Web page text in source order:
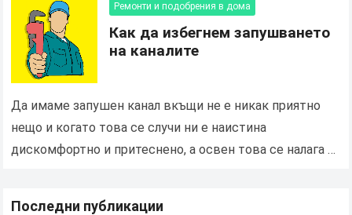
Ремонти и подобрения в дома
Как да избегнем запушването
на каналите
Да имаме запушен канал вкъщи не е никак приятно
нещо и когато това се случи ни е наистина
дискомфортно и притеснено, а освен това се налага и
Последни публикации